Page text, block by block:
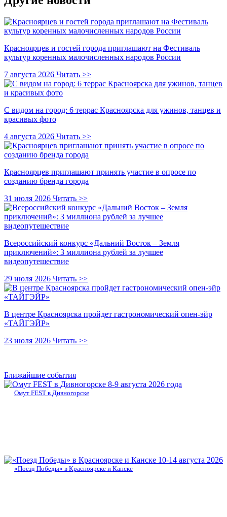
Красноярцев и гостей города приглашают на Фестиваль
культур коренных малочисленных народов России
7 августа 2026 Читать >>
С видом на город: 6 террас Красноярска для ужинов, танцев и
красивых фото
4 августа 2026 Читать >>
Красноярцев приглашают принять участие в опросе по
созданию бренда города
31 июля 2026 Читать >>
Всероссийский конкурс «Дальний Восток – Земля
приключений»: 3 миллиона рублей за лучшее
видеопутешествие
29 июля 2026 Читать >>
В центре Красноярска пройдет гастрономический опен-эйр
«ТАЙГЭЙР»
23 июля 2026 Читать >>
Ближайшие события
8-9 августа 2026 года
Омут FEST в Дивногорске
10-14 августа 2026
«Поезд Победы» в Красноярске и Канске